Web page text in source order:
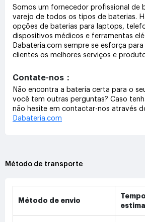
Somos um fornecedor profissional de
varejo de todos os tipos de baterias.
opções de baterias para laptops,
dispositivos médicos e ferramentas
Dabateria.com sempre se esforça
clientes os melhores serviços e
Contate-nos：
Não encontra a bateria certa para o
você tem outras perguntas? Caso
não hesite em contactar-nos através
Dabateria.com
Método de transporte
Método de envio